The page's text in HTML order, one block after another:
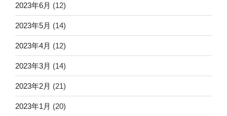
2023年6月 (12)
2023年5月 (14)
2023年4月 (12)
2023年3月 (14)
2023年2月 (21)
2023年1月 (20)